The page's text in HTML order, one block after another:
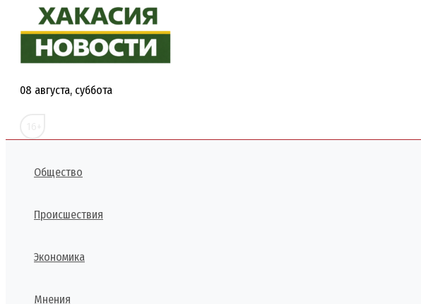
Перейти
содержимому
08 августа, суббота
Общество
Происшествия
Экономика
Мнения